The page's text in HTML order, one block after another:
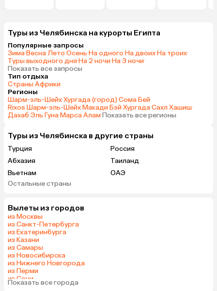
Туры из Челябинска на курорты Египта
Популярные запросы
Зима·Весна·Лето·Осень·На одного·На двоих·На троих·
Туры выходного дня·На 2 ночи·На 3 ночи·
Показать все запросы
Тип отдыха
Страны Африки
Регионы
Шарм-эль-Шейх·Хургада (город)·Сома Бей·
Rixos Шарм-эль-Шейх·Макади Бэй·Хургада·Сахл Хашиш·
Дахаб·Эль Гуна·Марса Алам·Показать все регионы
Туры из Челябинска в другие страны
Турция
Россия
Абхазия
Таиланд
Вьетнам
ОАЭ
Мальдивы
Остальные страны
Вылеты из городов
из Москвы
из Санкт-Петербурга
из Екатеринбурга
из Казани
из Самары
из Новосибирска
из Нижнего Новгорода
из Перми
из Сочи
из Омска
Показать все города